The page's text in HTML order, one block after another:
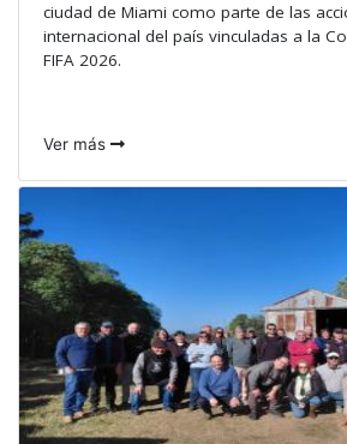
ciudad de Miami como parte de las
internacional del país vinculadas a la
FIFA 2026.
Ver más